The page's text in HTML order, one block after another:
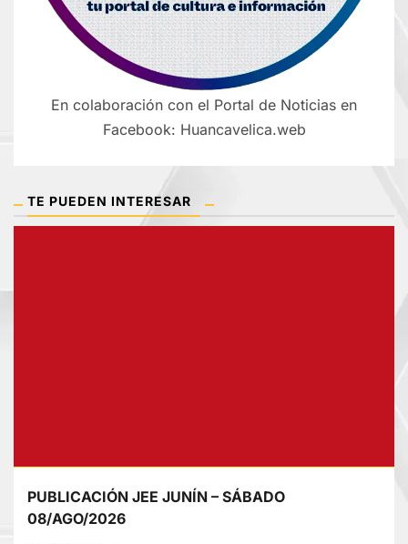
En colaboración con el Portal de Noticias en
Facebook: Huancavelica.web
TE PUEDEN INTERESAR
PUBLICACIÓN JEE JUNÍN – SÁBADO
08/AGO/2026